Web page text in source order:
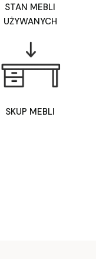
STAN MEBLI
UŻYWANYCH
SKUP MEBLI